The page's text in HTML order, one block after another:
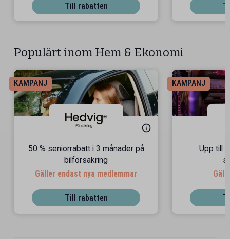
Till rabatten
Populärt inom Hem & Ekonomi
KAMPANJ
50 % seniorrabatt i 3 månader på
bilförsäkring
Gäller endast nya medlemmar
Till rabatten
KAMPANJ
Upp till